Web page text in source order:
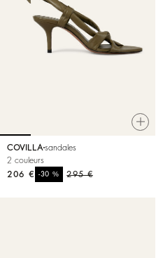
COVILLA sandales
2 couleurs
295 €
-30%
206 €